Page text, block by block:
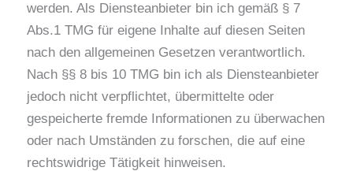
werden. Als Diensteanbieter bin ich gemäß § 7
Abs.1 TMG für eigene Inhalte auf diesen Seiten
nach den allgemeinen Gesetzen verantwortlich.
Nach §§ 8 bis 10 TMG bin ich als Diensteanbieter
jedoch nicht verpflichtet, übermittelte oder
gespeicherte fremde Informationen zu überwachen
oder nach Umständen zu forschen, die auf eine
rechtswidrige Tätigkeit hinweisen.